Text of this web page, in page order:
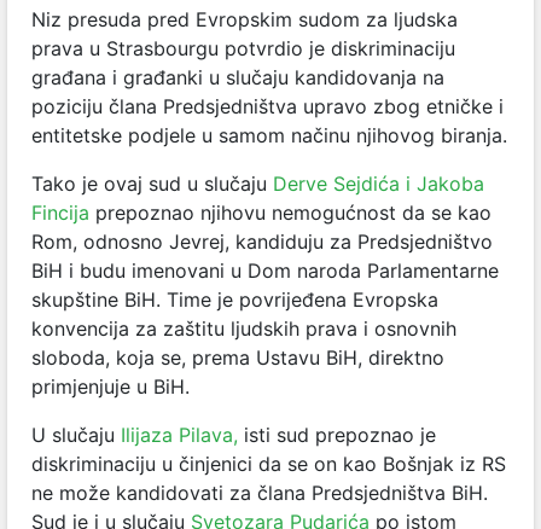
Niz presuda pred Evropskim sudom za ljudska
prava u Strasbourgu potvrdio je diskriminaciju
građana i građanki u slučaju kandidovanja na
poziciju člana Predsjedništva upravo zbog etničke i
entitetske podjele u samom načinu njihovog biranja.
Tako je ovaj sud u slučaju Derve Sejdića i Jakoba
Fincija prepoznao njihovu nemogućnost da se kao
Rom, odnosno Jevrej, kandiduju za Predsjedništvo
BiH i budu imenovani u Dom naroda Parlamentarne
skupštine BiH. Time je povrijeđena Evropska
konvencija za zaštitu ljudskih prava i osnovnih
sloboda, koja se, prema Ustavu BiH, direktno
primjenjuje u BiH.
U slučaju Ilijaza Pilava, isti sud prepoznao je
diskriminaciju u činjenici da se on kao Bošnjak iz RS
ne može kandidovati za člana Predsjedništva BiH.
Sud je i u slučaju Svetozara Pudarića po istom